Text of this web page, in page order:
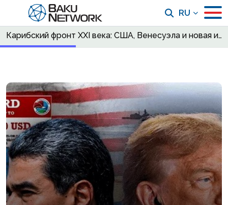
RU
Карибский фронт XXI века: США, Венесуэла и новая игра с огнем